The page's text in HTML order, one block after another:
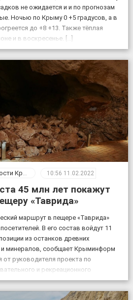
не ожидается и и по прогнозам
Ночью по Крыму 0 +5 градусов, а в
до +8 +13. Также тёплая
и в воскресенье. […]
Крыма 10:56 11.02.2022
45 млн лет покажут
«Таврида»
маршрут в пещере «Таврида»
В его состав войдут 11
из останков древних
минералов, сообщает Крыминформ
руководителя проекта по
и рекреационного
Таврида, старшего преподавателя
Геннадия Самохина. «На